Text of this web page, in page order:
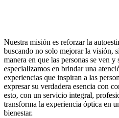
Nuestra misión es reforzar la
buscando no solo mejorar la visión,
manera en que las personas se ven
especializamos en brindar una
experiencias que inspiran a las
expresar su verdadera esencia con
esto, con un servicio integral,
transforma la experiencia óptica en
bienestar.